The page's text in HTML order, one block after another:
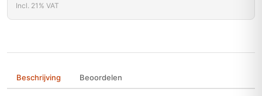
Incl. 21% VAT
Beschrijving Beoordelen